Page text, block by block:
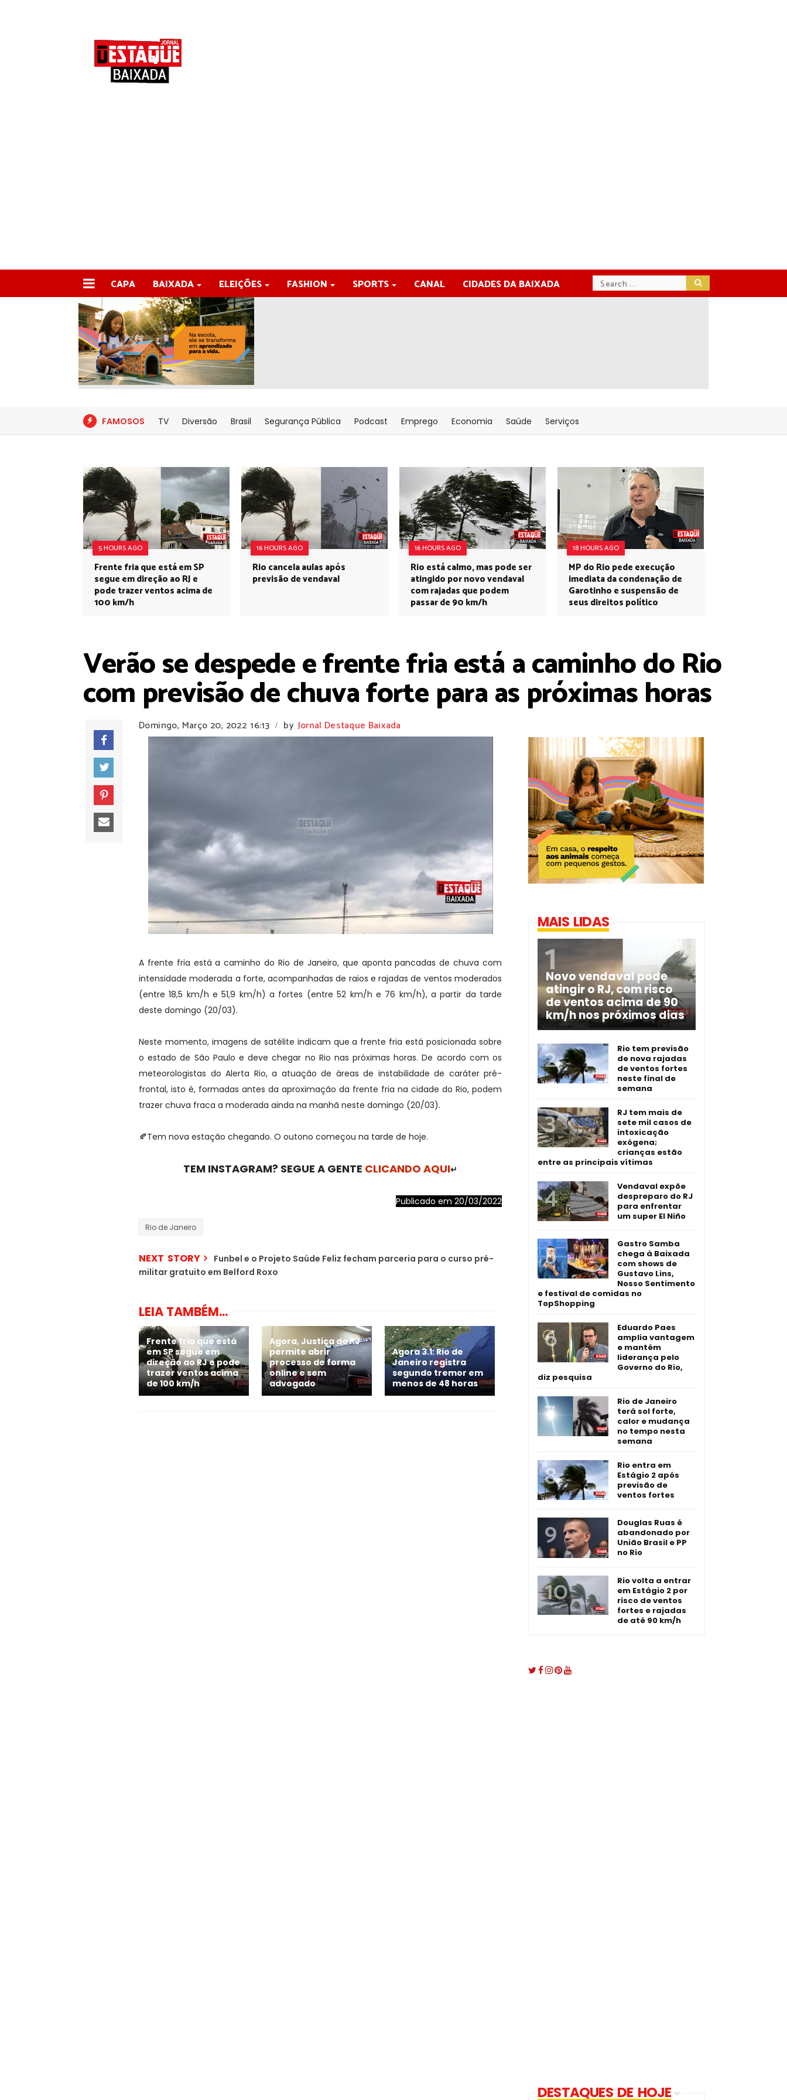
CAPA BAIXADA ELEIÇÕES FASHION SPORTS CANAL CIDADES DA BAIXADA
FAMOSOS TV Diversão Brasil Segurança Pública Podcast Emprego Economia Saúde Serviços
5 HOURS AGO
Frente fria que está em SP
segue em direção ao RJ e
pode trazer ventos acima de
100 km/h
16 HOURS AGO
Rio cancela aulas após
previsão de vendaval
16 HOURS AGO
Rio está calmo, mas pode ser
atingido por novo vendaval
com rajadas que podem
passar de 90 km/h
18 HOURS AGO
MP do Rio pede execução
imediata da condenação de
Garotinho e suspensão de
seus direitos político
Verão se despede e frente fria está a caminho do Rio
com previsão de chuva forte para as próximas horas
Domingo, Março 20, 2022 16:13 / by Jornal Destaque Baixada
A frente fria está a caminho do Rio de Janeiro, que aponta pancadas de chuva com
intensidade moderada a forte, acompanhadas de raios e rajadas de ventos moderados
(entre 18,5 km/h e 51,9 km/h) a fortes (entre 52 km/h e 76 km/h), a partir da tarde
deste domingo (20/03).
Neste momento, imagens de satélite indicam que a frente fria está posicionada sobre
o estado de São Paulo e deve chegar no Rio nas próximas horas. De acordo com os
meteorologistas do Alerta Rio, a atuação de áreas de instabilidade de caráter pré-
frontal, isto é, formadas antes da aproximação da frente fria na cidade do Rio, podem
trazer chuva fraca a moderada ainda na manhã neste domingo (20/03).
🍂Tem nova estação chegando. O outono começou na tarde de hoje.
TEM INSTAGRAM? SEGUE A GENTE CLICANDO AQUI↵
Publicado em 20/03/2022
Rio de Janeiro
NEXT STORY
Funbel e o Projeto Saúde Feliz fecham parceria para o curso pré-
militar gratuito em Belford Roxo
LEIA TAMBÉM...
Frente fria que está
em SP segue em
direção ao RJ e pode
trazer ventos acima
de 100 km/h
Agora, Justiça do RJ
permite abrir
processo de forma
online e sem
advogado
Agora 3.1: Rio de
Janeiro registra
segundo tremor em
menos de 48 horas
MAIS LIDAS
Novo vendaval pode
atingir o RJ, com risco
de ventos acima de 90
km/h nos próximos dias
Rio tem previsão
de nova rajadas
de ventos fortes
neste final de
semana
RJ tem mais de
sete mil casos de
intoxicação
exógena;
crianças estão
entre as principais vítimas
Vendaval expõe
despreparo do RJ
para enfrentar
um super El Niño
Gastro Samba
chega à Baixada
com shows de
Gustavo Lins,
Nosso Sentimento
e festival de comidas no
TopShopping
Eduardo Paes
amplia vantagem
e mantém
liderança pelo
Governo do Rio,
diz pesquisa
Rio de Janeiro
terá sol forte,
calor e mudança
no tempo nesta
semana
Rio entra em
Estágio 2 após
previsão de
ventos fortes
Douglas Ruas é
abandonado por
União Brasil e PP
no Rio
Rio volta a entrar
em Estágio 2 por
risco de ventos
fortes e rajadas
de até 90 km/h
DESTAQUES DE HOJE